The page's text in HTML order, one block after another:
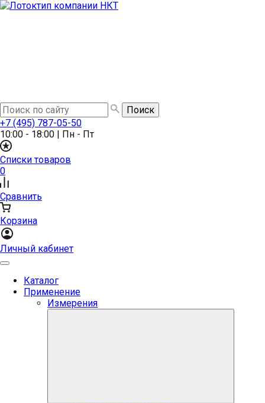
+7 (495) 787-05-50
10:00 - 18:00 | Пн - Пт
Списки товаров
0
Сравнить
Корзина
Личный кабинет
Каталог
Применение
Измерения